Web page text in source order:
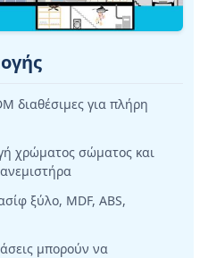
διαθέσιμες για πλήρη
χρώματος σώματος και
ξύλο, MDF, ABS,
μπορούν να